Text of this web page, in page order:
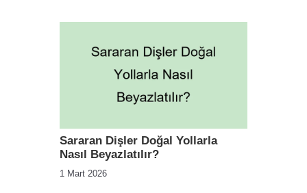
Sararan Dişler Doğal Yollarla
Nasıl Beyazlatılır?
1 Mart 2026